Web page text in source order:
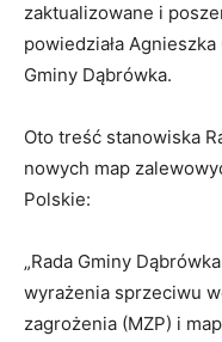
zaktualizowane i
powiedziała
Gminy Dąbrówka.
Oto treść stanowiska
nowych map
Polskie:
„Rada Gminy
wyrażenia sprzeciwu
zagrożenia (MZP) i